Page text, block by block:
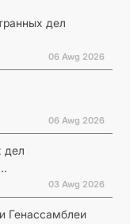
дел
06 Awg 2026
06 Awg 2026
дел
03 Awg 2026
Генассамблеи